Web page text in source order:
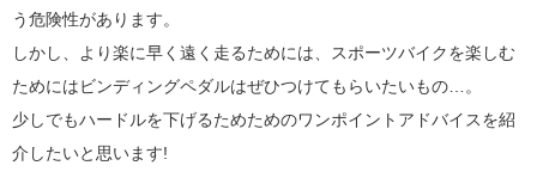
う危険性があります。
しかし、より楽に早く遠く走るためには、スポーツバイクを楽しむ
ためにはビンディングペダルはぜひつけてもらいたいもの…。
少しでもハードルを下げるためためのワンポイントアドバイスを紹
介したいと思います!